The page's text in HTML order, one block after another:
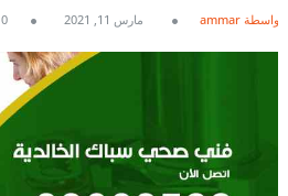
بواسطة ammar مارس 11, 2021 0